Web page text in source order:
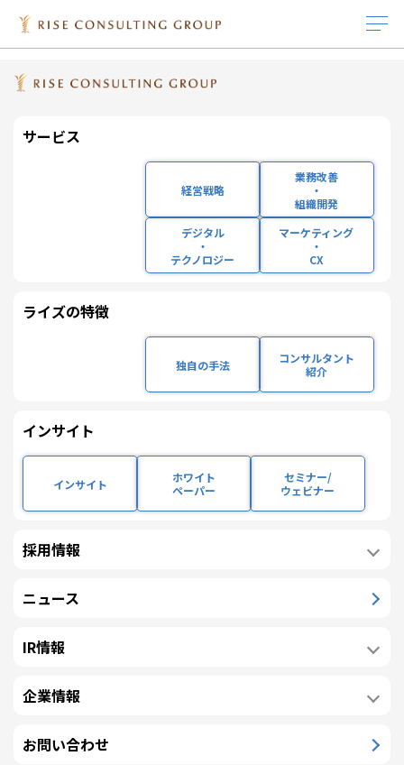
サービス
経営戦略
業務改善
・
組織開発
デジタル
・
テクノロジー
マーケティング
・
CX
ライズの特徴
独自の手法
コンサルタント
紹介
インサイト
インサイト
ホワイト
ペーパー
セミナー/
ウェビナー
採用情報
ニュース
IR情報
企業情報
お問い合わせ
サービス
業務改善・組織開発
デジタル・テクノロ
マーケティング・
独自の手法
コンサルタント紹介
インサイト
ホワイトペーパー
セミナー/ウェビナー
採用情報
研修体系と組織体制の紹介
社員インタビュー
IR情報
IRライブラリ 一覧 株式基本情報
役員プロフィール
コーポレート・ガバ
企業情報
主要取引先
TOP MESSAGE
トップメッセージ
様には、日頃より
り、心より感謝申
し上げます。
に震災からの復興
昇を掲げ創業いた
に、価値を共創するプロフェッショナル集団として、実績